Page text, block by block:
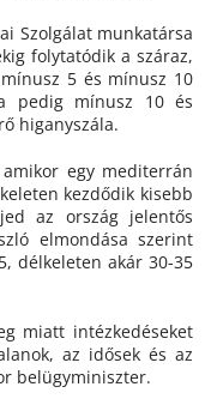
Szolgálat munkatársa
folytatódik a száraz,
5 és mínusz 10
pedig mínusz 10 és
higanyszála.
egy mediterrán
kezdődik kisebb
az ország jelentős
elmondása szerint
délkeleten akár 30-35
miatt intézkedéseket
az idősek és az
belügyminiszter.